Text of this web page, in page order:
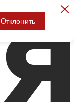
Отклонить